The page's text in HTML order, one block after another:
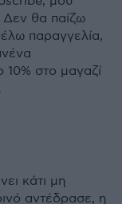
Δεν θα παίζω
παραγγελία,
10% στο μαγαζί
κάτι μη
αντέδρασε, η